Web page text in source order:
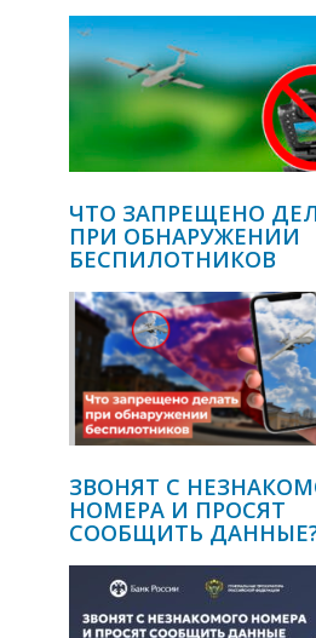
ЧТО ЗАПРЕЩЕНО
ПРИ ОБНАРУЖЕНИИ
БЕСПИЛОТНИКОВ
ЗВОНЯТ С
НОМЕРА И ПРОСЯТ
СООБЩИТЬ